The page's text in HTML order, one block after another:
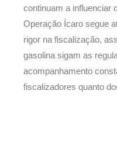
continuam a influenciar
Operação Ícaro segue
rigor na fiscalização,
gasolina sigam as
acompanhamento
fiscalizadores quanto